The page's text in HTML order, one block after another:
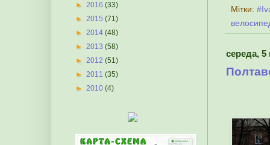
Мітки:
середа, 5
► 2016 (33)
► 2015 (71)
► 2014 (48)
► 2013 (58)
► 2012 (51)
► 2011 (35)
► 2010 (4)